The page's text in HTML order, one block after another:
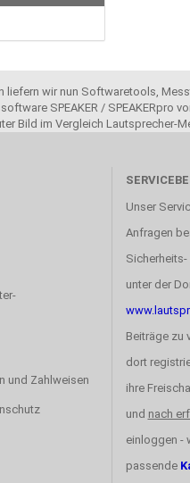
liefern wir nun Softwaretools,
SPEAKER / SPEAKERpro
Bild im Vergleich Lautsprecher-
und Zahlweisen
Unser
Anfragen
unter der
Beiträge zu
dort
ihre
und nach
einloggen -
passende